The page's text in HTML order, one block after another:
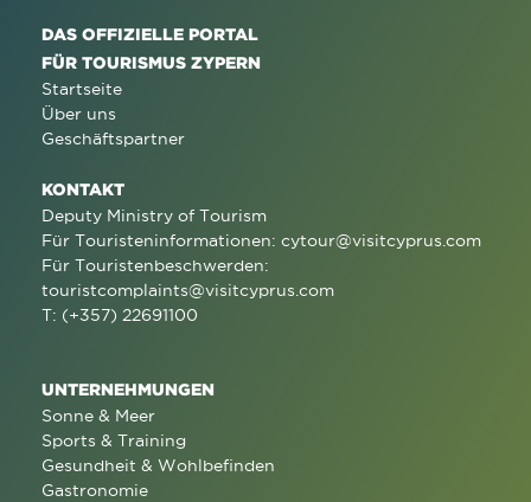
DAS OFFIZIELLE PORTAL
FÜR TOURISMUS ZYPERN
Startseite
Über uns
Geschäftspartner
KONTAKT
Deputy Ministry of Tourism
Für Touristeninformationen: cytour@visitcyprus.com
Für Touristenbeschwerden:
touristcomplaints@visitcyprus.com
T: (+357) 22691100
UNTERNEHMUNGEN
Sonne & Meer
Sports & Training
Gesundheit & Wohlbefinden
Gastronomie